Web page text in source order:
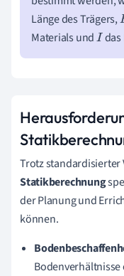
Länge des Trägers,
Materials undI das
Trotz standardisierter
Statikberechnung
der Planung und
können.